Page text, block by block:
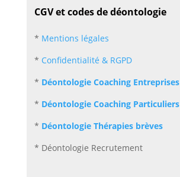
CGV et codes de déontologie
* Mentions légales
* Confidentialité & RGPD
* Déontologie Coaching Entreprises
* Déontologie Coaching Particuliers
* Déontologie Thérapies brèves
* Déontologie Recrutement